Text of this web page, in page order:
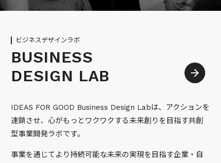
ビジネスデザインラボ
BUSINESS
DESIGN LAB
IDEAS FOR GOOD Business Design Labは、アクションを
連鎖させ、心がもっとワクワクする未来創りを目指す共創
型事業開発ラボです。
事業を通じてより持続可能な未来の実現を目指す企業・自